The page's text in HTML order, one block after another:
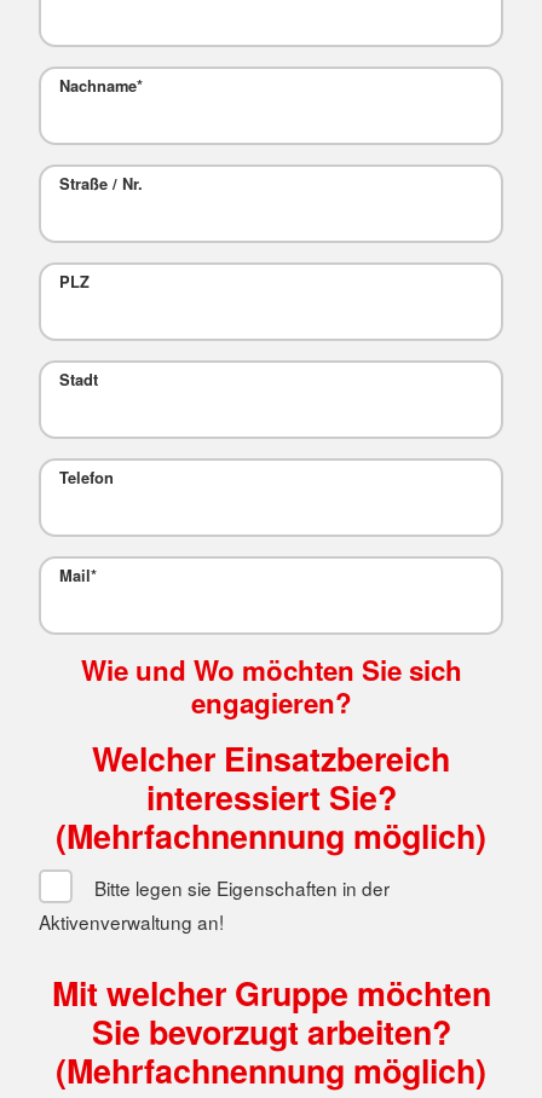
Nachname*
Straße / Nr.
PLZ
Stadt
Telefon
Mail*
Wie und Wo möchten Sie sich
engagieren?
Welcher Einsatzbereich
interessiert Sie?
(Mehrfachnennung möglich)
Bitte legen sie Eigenschaften in der
Aktivenverwaltung an!
Mit welcher Gruppe möchten
Sie bevorzugt arbeiten?
(Mehrfachnennung möglich)